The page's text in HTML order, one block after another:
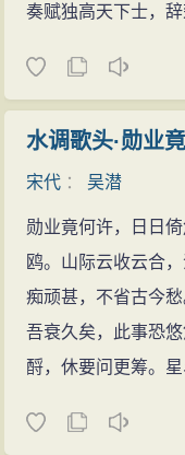
奏赋独高天下士，辞
水调歌头·勋业
宋代 ：吴潜
勋业竟何许，日日
鸥。山际云收云合
痴顽甚，不省古今
吾衰久矣，此事恐
酹，休要问更筹。